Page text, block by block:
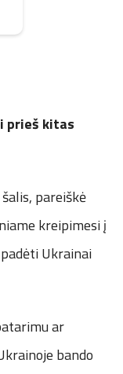
prieš kitas
pareiškė
kreipimesi į
Ukrainai
ar
bando